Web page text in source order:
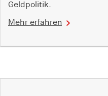
Geldpolitik.
Mehr erfahren